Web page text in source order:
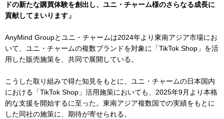
ドの新たな購買体験を創出し、ユニ・チャーム様のさらなる成長に
貢献してまいります」
AnyMind Groupとユニ・チャームは2024年より東南アジア市場にお
いて、ユニ・チャームの複数ブランドを対象に「TikTok Shop」を活
用した販売施策を、共同で展開している。
こうした取り組みで得た知見をもとに、ユニ・チャームの日本国内
における「TikTok Shop」活用施策においても、2025年9月より本格
的な支援を開始するに至った。東南アジア複数国での実績をもとに
した同社の施策に、期待が寄せられる。